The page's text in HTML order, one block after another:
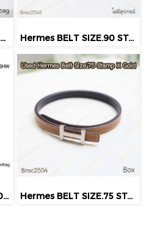
Hermes CONSTANCE 18 NOIR PHW STAMP.Z Hermes BELT SIZE.90 STAMPO GOLD
Hermes Garden Party 30 Rouge Pimemt SHW Stamp Q Hermes BELT SIZE.75 STAMPX GOLD